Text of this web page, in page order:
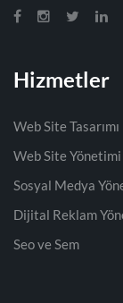
Hizmetler
Web Site Tasarımı
Web Site Yönetimi
Sosyal Medya
Dijital Reklam
Seo ve Sem